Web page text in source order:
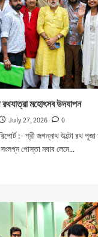
মহোৎসব উদযাপন
July 27, 2026
0
:- শ্রী জগন্নাথ উল্টো রথ পূজা
পোস্তা নবাব লেনে...